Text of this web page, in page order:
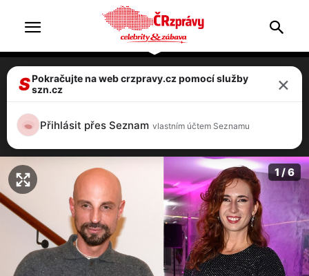
Stylista Filip Vaněk jedovatě kritizoval
Hranáč
1 / 6
SPokračujte na web crzpravy.cz pomocí služby
szn.cz
×
Přihlásit přes Seznam vlastním účtem Seznamu